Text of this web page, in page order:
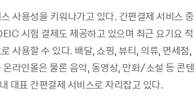
사용성을 키워나가고 있다. 간편결제 서비스 중
시험 결제도 제공하고 있으며 최근 요기요 적
사용할 수 있다. 배달, 쇼핑, 뷰티, 의류, 면세점,
라인몰은 물론 음악, 동영상, 만화/소설 등 콘텐
대표 간편결제 서비스로 자리잡고 있다.